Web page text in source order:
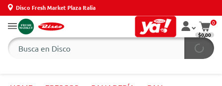
Disco Fresh Market Plaza Italia
0
$0,00